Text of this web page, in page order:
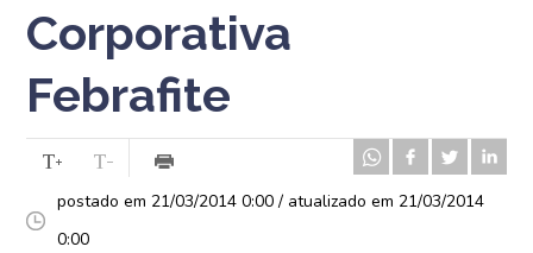
Corporativa
Febrafite
postado em 21/03/2014 0:00 / atualizado em 21/03/2014
0:00